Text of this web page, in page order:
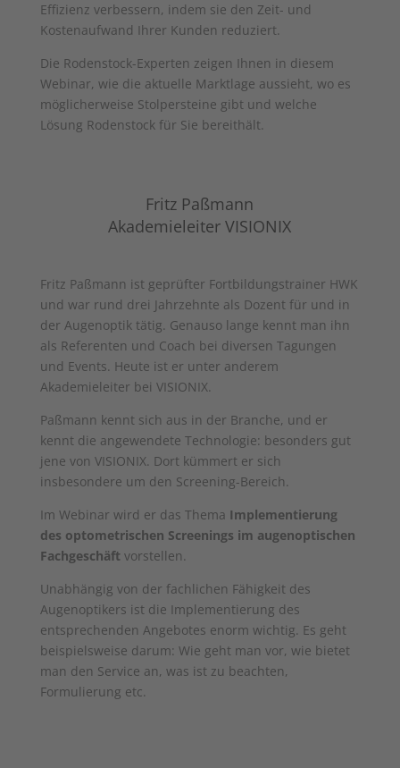
Effizienz verbessern, indem sie den Zeit- und
Kostenaufwand Ihrer Kunden reduziert.
Die Rodenstock-Experten zeigen Ihnen in diesem
Webinar, wie die aktuelle Marktlage aussieht, wo es
möglicherweise Stolpersteine gibt und welche
Lösung Rodenstock für Sie bereithält.
Fritz Paßmann
Akademieleiter VISIONIX
Fritz Paßmann ist geprüfter Fortbildungstrainer HWK
und war rund drei Jahrzehnte als Dozent für und in
der Augenoptik tätig. Genauso lange kennt man ihn
als Referenten und Coach bei diversen Tagungen
und Events. Heute ist er unter anderem
Akademieleiter bei VISIONIX.
Paßmann kennt sich aus in der Branche, und er
kennt die angewendete Technologie: besonders gut
jene von VISIONIX. Dort kümmert er sich
insbesondere um den Screening-Bereich.
Im Webinar wird er das Thema Implementierung
des optometrischen Screenings im augenoptischen
Fachgeschäft vorstellen.
Unabhängig von der fachlichen Fähigkeit des
Augenoptikers ist die Implementierung des
entsprechenden Angebotes enorm wichtig. Es geht
beispielsweise darum: Wie geht man vor, wie bietet
man den Service an, was ist zu beachten,
Formulierung etc.